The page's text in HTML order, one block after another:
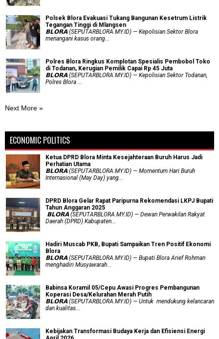
Polsek Blora Evakuasi Tukang Bangunan Kesetrum Listrik
Tegangan Tinggi di Mlangsen
𝗕𝗟𝗢𝗥𝗔 (SEPUTARBLORA.MY.ID) — Kepolisian Sektor Blora
menangani kasus orang...
Polres Blora Ringkus Komplotan Spesialis Pembobol Toko
di Todanan, Kerugian Pemilik Capai Rp 45 Juta
𝗕𝗟𝗢𝗥𝗔 (SEPUTARBLORA.MY.ID) — Kepolisian Sektor Todanan,
Polres Blora ...
Next More »
ECONOMIC POLITICS
Ketua DPRD Blora Minta Kesejahteraan Buruh Harus Jadi
Perhatian Utama
​𝗕𝗟𝗢𝗥𝗔 (SEPUTARBLORA.MY.ID) — Momentum Hari Buruh
Internasional (May Day) yang...
DPRD Blora Gelar Rapat Paripurna Rekomendasi LKPJ Bupati
Tahun Anggaran 2025
‎ 𝗕𝗟𝗢𝗥𝗔 (SEPUTARBLORA.MY.ID) — Dewan Perwakilan Rakyat
Daerah (DPRD) Kabupaten...
Hadiri Muscab PKB, Bupati Sampaikan Tren Positif Ekonomi
Blora
𝗕𝗟𝗢𝗥𝗔 (SEPUTARBLORA.MY.ID) — Bupati Blora Arief Rohman
menghadiri Musyawarah...
Babinsa Koramil 05/Cepu Awasi Progres Pembangunan
Koperasi Desa/Kelurahan Merah Putih
𝗕𝗟𝗢𝗥𝗔 (SEPUTARBLORA.MY.ID) — Untuk mendukung kelancaran
dan kualitas...
Kebijakan Transformasi Budaya Kerja dan Efisiensi Energi